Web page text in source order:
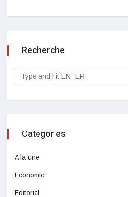
Recherche
Categories
A la une
Economie
Editorial